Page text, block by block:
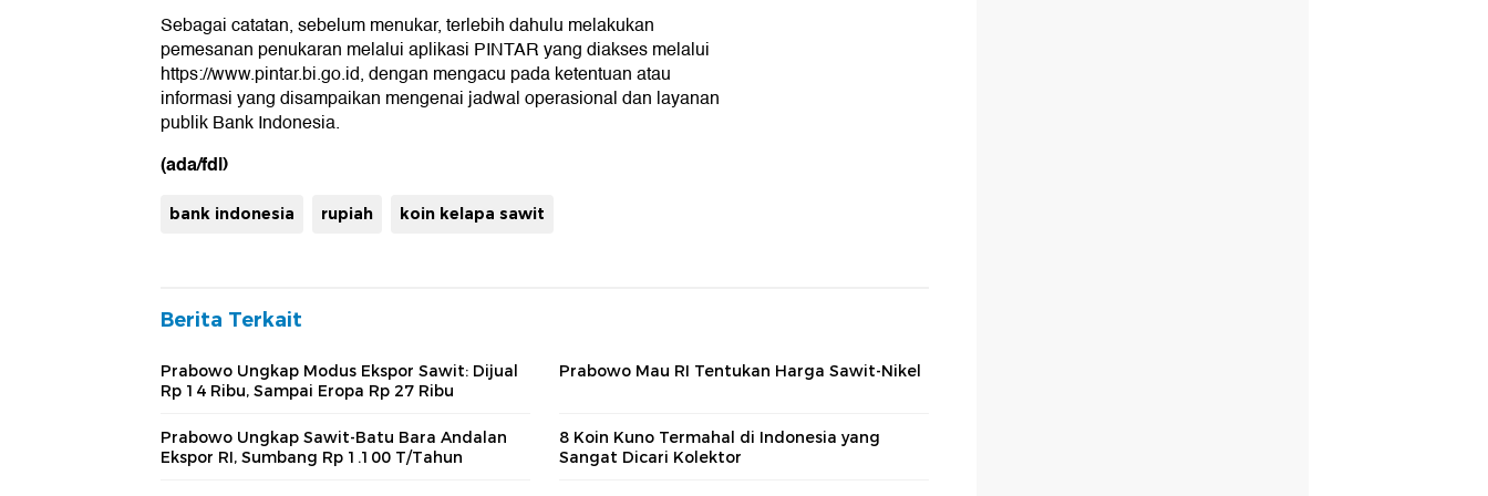
Sebagai catatan, sebelum menukar, terlebih dahulu melakukan
pemesanan penukaran melalui aplikasi PINTAR yang diakses melalui
https://www.pintar.bi.go.id, dengan mengacu pada ketentuan atau
informasi yang disampaikan mengenai jadwal operasional dan layanan
publik Bank Indonesia.
(ada/fdl)
bank indonesia rupiah koin kelapa sawit
Berita Terkait
Prabowo Ungkap Modus Ekspor Sawit: Dijual
Rp 14 Ribu, Sampai Eropa Rp 27 Ribu
Prabowo Mau RI Tentukan Harga Sawit-Nikel
Prabowo Ungkap Sawit-Batu Bara Andalan
Ekspor RI, Sumbang Rp 1.100 T/Tahun
8 Koin Kuno Termahal di Indonesia yang
Sangat Dicari Kolektor